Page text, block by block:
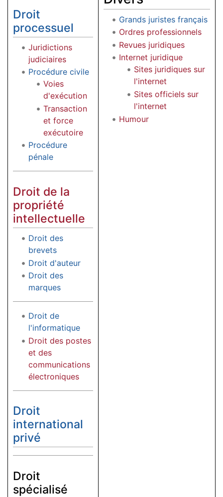
Droit
processuel
Juridictions
judiciaires
Procédure civile
Voies
d'exécution
Transaction
et force
exécutoire
Procédure
pénale
Droit de la
propriété
intellectuelle
Droit des
brevets
Droit d'auteur
Droit des
marques
Droit de
l'informatique
Droit des postes
et des
communications
électroniques
Droit
international
privé
Droit
spécialisé
Grands juristes français
Ordres professionnels
Revues juridiques
Internet juridique
Sites juridiques sur
l'internet
Sites officiels sur
l'internet
Humour